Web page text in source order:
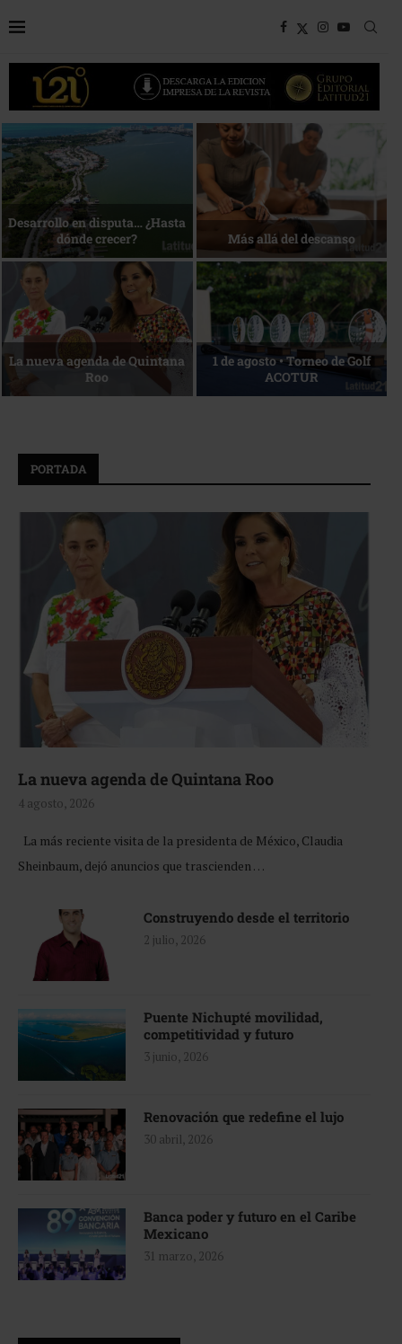
Bottega, un viaje servido a la
mesa
Energía que Impulsa la
competitividad
Reconocimiento de viajeros La esencia del servicio
PORTADA
La nueva agenda de Quintana Roo
4 agosto, 2026
La más reciente visita de la presidenta de México, Claudia
Sheinbaum, dejó anuncios que trascienden …
Construyendo desde el territorio
2 julio, 2026
Puente Nichupté movilidad,
competitividad y futuro
3 junio, 2026
Renovación que redefine el lujo
30 abril, 2026
Banca poder y futuro en el Caribe
Mexicano
31 marzo, 2026